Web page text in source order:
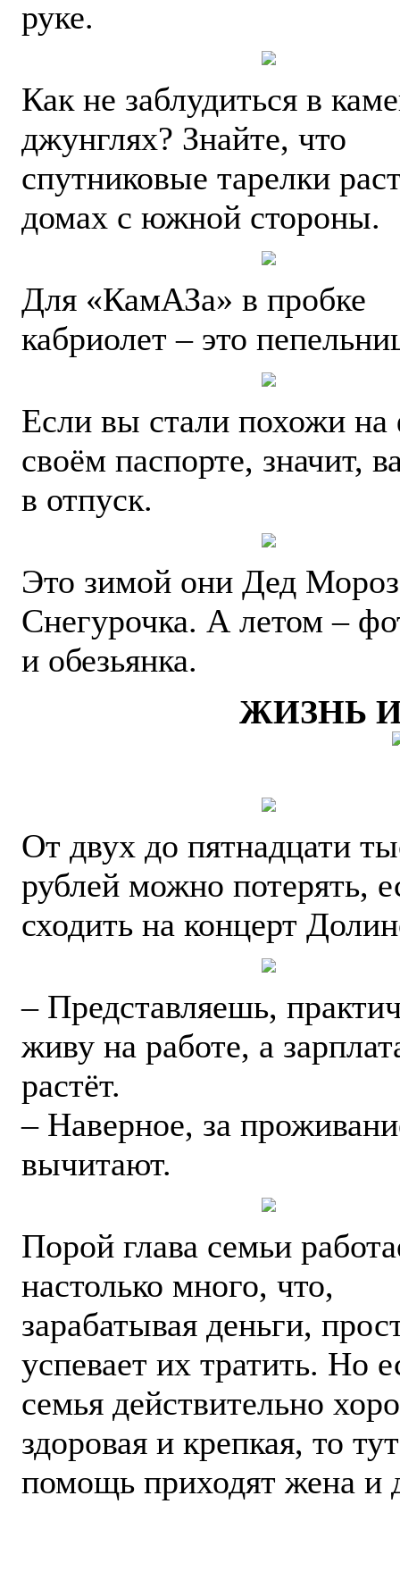
руке.
Как не заблудиться в
джунглях? Знайте, что
спутниковые тарелки
домах с южной стороны.
Для «КамАЗа» в пробке
кабриолет – это
Если вы стали похожи на
своём паспорте, значит,
в отпуск.
Это зимой они Дед
Снегурочка. А летом –
и обезьянка.
ЖИЗНЬ
От двух до пятнадцати
рублей можно потерять,
сходить на концерт
– Представляешь,
живу на работе, а
растёт.
– Наверное, за
вычитают.
Порой глава семьи
настолько много, что,
зарабатывая деньги,
успевает их тратить. Но
семья действительно
здоровая и крепкая, то
помощь приходят жена и